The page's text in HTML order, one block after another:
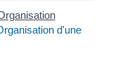
d'une